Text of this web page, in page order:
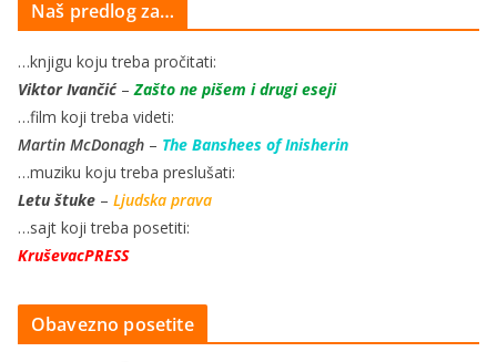
Naš predlog za…
…knjigu koju treba pročitati:
Viktor Ivančić–Zašto ne pišem i drugi eseji
…film koji treba videti:
Martin McDonagh – The Banshees of Inisherin
…muziku koju treba preslušati:
Letu štuke – Ljudska prava
…sajt koji treba posetiti:
KruševacPRESS
Obavezno posetite